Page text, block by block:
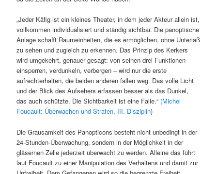
„Jeder Käfig ist ein kleines Theater, in dem jeder Akteur allein ist,
vollkommen individualisiert und ständig sichtbar. Die panoptische
Anlage schafft Raumeinheiten, die es ermöglichen, ohne Unterlaß
zu sehen und zugleich zu erkennen. Das Prinzip des Kerkers
wird umgekehrt, genauer gesagt: von seinen drei Funktionen –
einsperren, verdunkeln, verbergen – wird nur die erste
aufrechterhalten, die beiden anderen fallen weg. Das volle Licht
und der Blick des Aufsehers erfassen besser als das Dunkel,
das auch schützte. Die Sichtbarkeit ist eine Falle.“ (Michel
Foucault: Überwachen und Strafen, III. Disziplin)
Die Grausamkeit des Panopticons besteht nicht unbedingt in der
24-Stunden-Überwachung, sondern in der Möglichkeit in der
gläsernen Zelle jederzeit überwacht zu werden. Alleine das führt
laut Foucault zu einer Manipulation des Verhaltens und damit zur